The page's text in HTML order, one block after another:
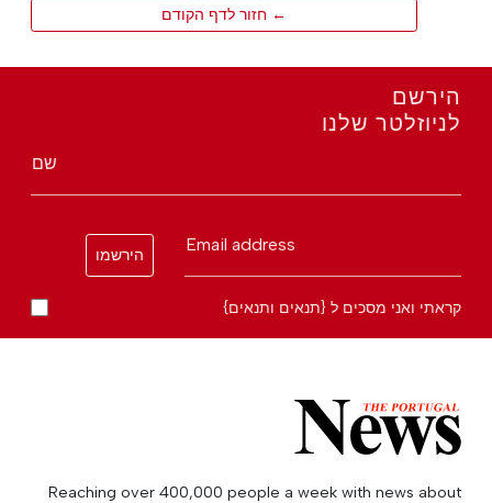
← חזור לדף הקודם
הירשם
לניוזלטר שלנו
שם
Email address
הירשמו
קראתי ואני מסכים ל {תנאים ותנאים}
Reaching over 400,000 people a week with news about